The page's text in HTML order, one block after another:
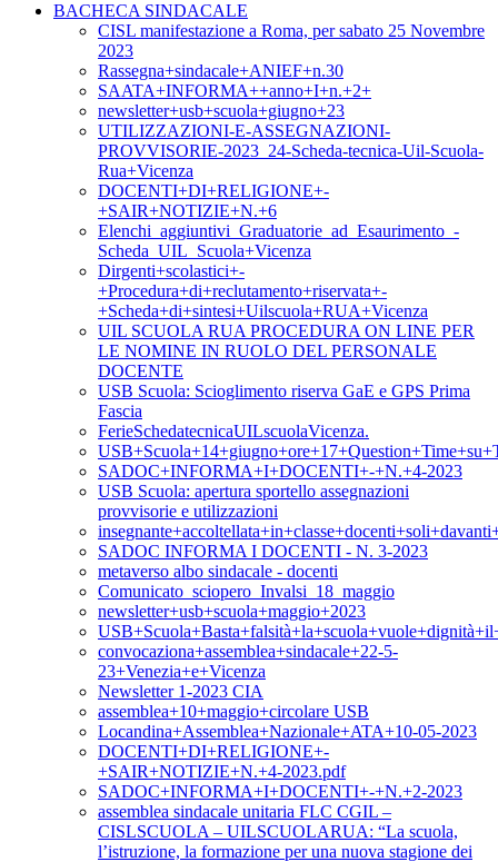
BACHECA SINDACALE
CISL manifestazione a Roma, per sabato 25 Novembre
2023
Rassegna+sindacale+ANIEF+n.30
SAATA+INFORMA++anno+I+n.+2+
newsletter+usb+scuola+giugno+23
UTILIZZAZIONI-E-ASSEGNAZIONI-
PROVVISORIE-2023_24-Scheda-tecnica-Uil-Scuola-
Rua+Vicenza
DOCENTI+DI+RELIGIONE+-
+SAIR+NOTIZIE+N.+6
Elenchi_aggiuntivi_Graduatorie_ad_Esaurimento_-
Scheda_UIL_Scuola+Vicenza
Dirgenti+scolastici+-
+Procedura+di+reclutamento+riservata+-
+Scheda+di+sintesi+Uilscuola+RUA+Vicenza
UIL SCUOLA RUA PROCEDURA ON LINE PER
LE NOMINE IN RUOLO DEL PERSONALE
DOCENTE
USB Scuola: Scioglimento riserva GaE e GPS Prima
Fascia
FerieSchedatecnicaUILscuolaVicenza.
SADOC+INFORMA+I+DOCENTI+-+N.+4-2023
USB Scuola: apertura sportello assegnazioni
provvisorie e utilizzazioni
SADOC INFORMA I DOCENTI - N. 3-2023
metaverso albo sindacale - docenti
Comunicato_sciopero_Invalsi_18_maggio
newsletter+usb+scuola+maggio+2023
convocaziona+assemblea+sindacale+22-5-
23+Venezia+e+Vicenza
Newsletter 1-2023 CIA
assemblea+10+maggio+circolare USB
Locandina+Assemblea+Nazionale+ATA+10-05-2023
DOCENTI+DI+RELIGIONE+-
+SAIR+NOTIZIE+N.+4-2023.pdf
SADOC+INFORMA+I+DOCENTI+-+N.+2-2023
assemblea sindacale unitaria FLC CGIL –
CISLSCUOLA – UILSCUOLARUA: “La scuola,
l’istruzione, la formazione per una nuova stagione dei